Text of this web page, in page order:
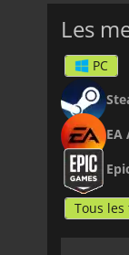
Les
PC
EA
Tous les